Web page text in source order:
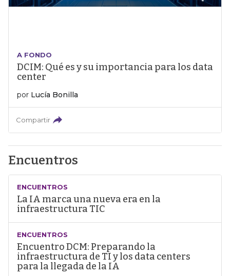
A FONDO
DCIM: Qué es y su importancia para los data
center
por Lucía Bonilla
Compartir
Encuentros
ENCUENTROS
La IA marca una nueva era en la
infraestructura TIC
ENCUENTROS
Encuentro DCM: Preparando la
infraestructura de TI y los data centers
para la llegada de la IA